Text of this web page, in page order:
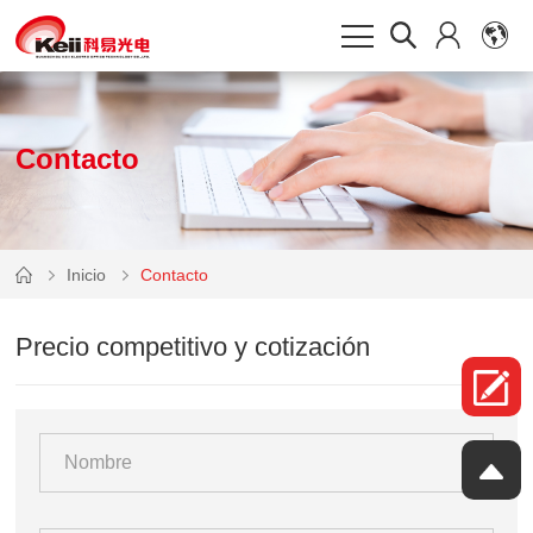
Contacto
Inicio Contacto
Precio competitivo y cotización